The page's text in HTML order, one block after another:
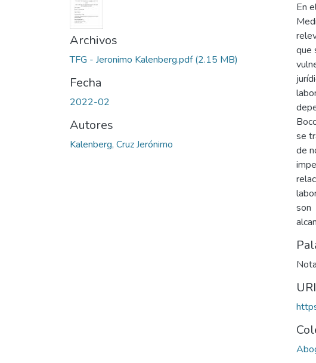
Archivos
TFG - Jeronimo Kalenberg.pdf(2.15 MB)
Fecha
2022-02
Autores
Kalenberg, Cruz Jerónimo
En
que
se
de
son
URI